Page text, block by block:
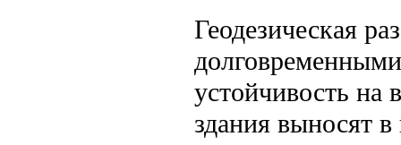
Геодезическая
устойчивость на
здания выносят